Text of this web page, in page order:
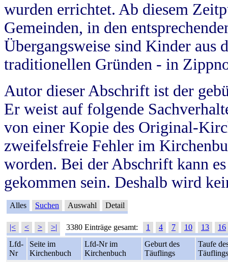
wurden errichtet. Ab diesem
Gemeinden, in den
Übergangsweise sind Kinder aus
traditionellen Gründen - in
Autor dieser Abschrift ist der
Er weist auf folgende
von einer Kopie des Original-
zweifelsfreie Fehler im
worden. Bei der Abschrift kann
gekommen sein. Deshalb wird
Alles Suchen Auswahl Detail
|< < > >| 3380 Einträge gesamt: 1 4 7 10 13
16
Lfd-
Nr
Seite im
Kirchenbuch
Lfd-Nr im
Kirchenbuch
Geburt des
Täuflings
Taufe
Täuflings